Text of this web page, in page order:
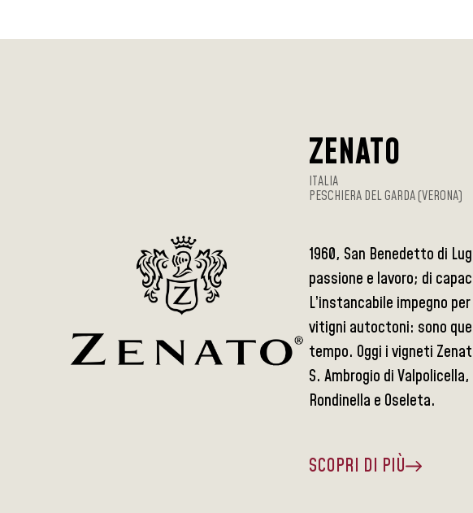
ZENATO
ITALIA
PESCHIERA DEL GARDA (VERONA)
1960, San Benedetto di
passione e lavoro; di
L’instancabile impegno
vitigni autoctoni: sono
tempo. Oggi i vigneti
S. Ambrogio di
Rondinella e Oseleta.
SCOPRI DI PIÙ